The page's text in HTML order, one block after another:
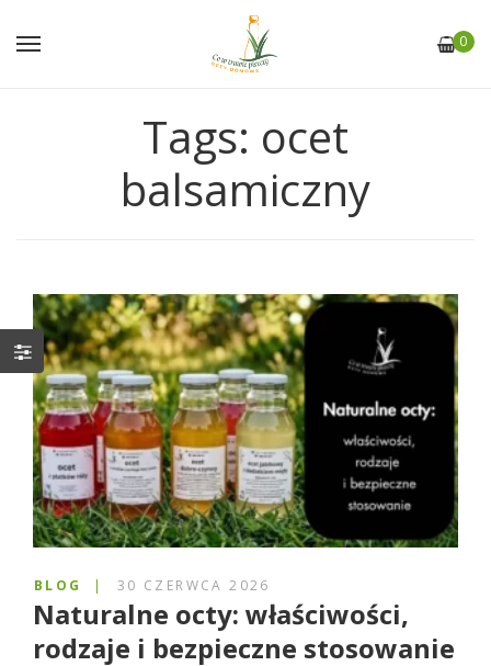
0
Tags: ocet
balsamiczny
BLOG 30 CZERWCA 2026
Naturalne octy: właściwości,
rodzaje i bezpieczne stosowanie